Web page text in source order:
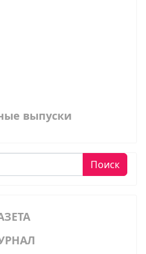
выпуски
Поиск